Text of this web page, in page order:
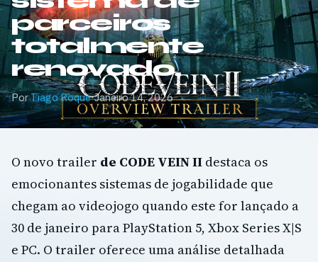
parceiros
totalmente
renovado.
PorTiago Roque·Janeiro 14, 2026
O novo trailer de CODE VEIN II destaca os
emocionantes sistemas de jogabilidade que
chegam ao videojogo quando este for lançado a
30 de janeiro para PlayStation 5, Xbox Series X|S
e PC. O trailer oferece uma análise detalhada